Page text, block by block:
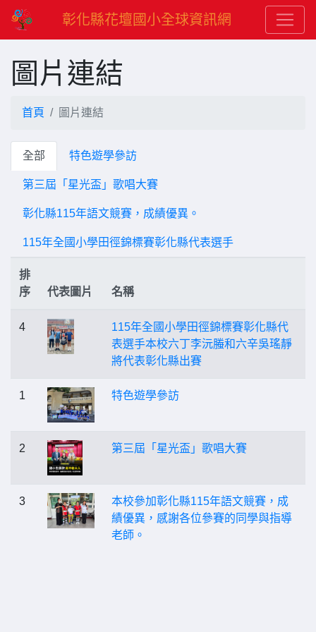
彰化縣花壇國小全球資訊網
圖片連結
首頁 圖片連結
全部 特色遊學參訪
第三屆「星光盃」歌唱大賽
彰化縣115年語文競賽，成績優異。
115年全國小學田徑錦標賽彰化縣代表選手
排
序
代表圖片 名稱
4
115年全國小學田徑錦標賽彰化縣代
表選手本校六丁李沅螣和六辛吳瑤靜
將代表彰化縣出賽
1 特色遊學參訪
2 第三屆「星光盃」歌唱大賽
3
本校參加彰化縣115年語文競賽，成
績優異，感謝各位參賽的同學與指導
老師。